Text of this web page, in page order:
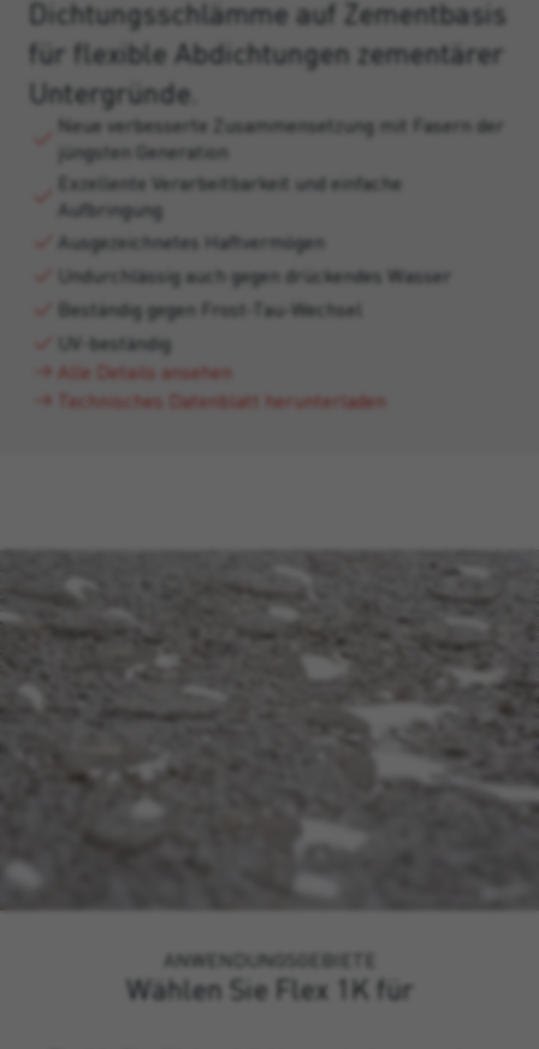
Dichtungsschlämme auf Zementbasis
für flexible Abdichtungen zementärer
Untergründe.
Neue verbesserte Zusammensetzung mit Fasern der
jüngsten Generation
Exzellente Verarbeitbarkeit und einfache
Aufbringung
Ausgezeichnetes Haftvermögen
Undurchlässig auch gegen drückendes Wasser
Beständig gegen Frost-Tau-Wechsel
UV-beständig
Alle Details ansehen
Technisches Datenblatt herunterladen
ANWENDUNGSGEBIETE
Wählen Sie Flex 1K für